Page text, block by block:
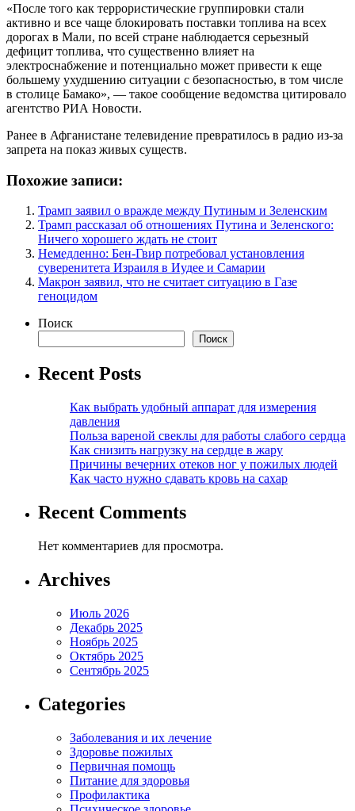
«После того как террористические группировки стали
активно и все чаще блокировать поставки топлива на всех
дорогах в Мали, по всей стране наблюдается серьезный
дефицит топлива, что существенно влияет на
электроснабжение и потенциально может привести к еще
большему ухудшению ситуации с безопасностью, в том числе
в столице Бамако», — такое сообщение ведомства цитировало
агентство РИА Новости.
Ранее в Афганистане телевидение превратилось в радио из-за
запрета на показ живых существ.
Похожие записи:
Трамп заявил о вражде между Путиным и Зеленским
Трамп рассказал об отношениях Путина и Зеленского:
Ничего хорошего ждать не стоит
Немедленно: Бен-Гвир потребовал установления
суверенитета Израиля в Иудее и Самарии
Макрон заявил, что не считает ситуацию в Газе
геноцидом
Поиск
Поиск
Recent Posts
Как выбрать удобный аппарат для измерения
давления
Польза вареной свеклы для работы слабого сердца
Как снизить нагрузку на сердце в жару
Причины вечерних отеков ног у пожилых людей
Как часто нужно сдавать кровь на сахар
Recent Comments
Нет комментариев для просмотра.
Archives
Июль 2026
Декабрь 2025
Ноябрь 2025
Октябрь 2025
Сентябрь 2025
Categories
Заболевания и их лечение
Здоровье пожилых
Первичная помощь
Питание для здоровья
Профилактика